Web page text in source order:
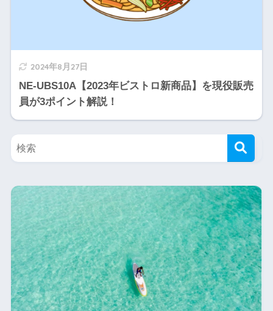
2024年8月27日
NE-UBS10A【2023年ビストロ新商品】を現役販売
員が3ポイント解説！